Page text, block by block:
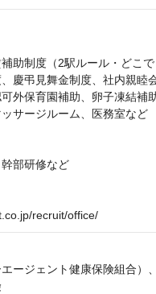
助制度（2駅ルール・どこ
慶弔見舞金制度、社内親睦
外保育園補助、卵子凍結補
サージルーム、医務室など
部研修など
recruit/office/
ージェント健康保険組合）